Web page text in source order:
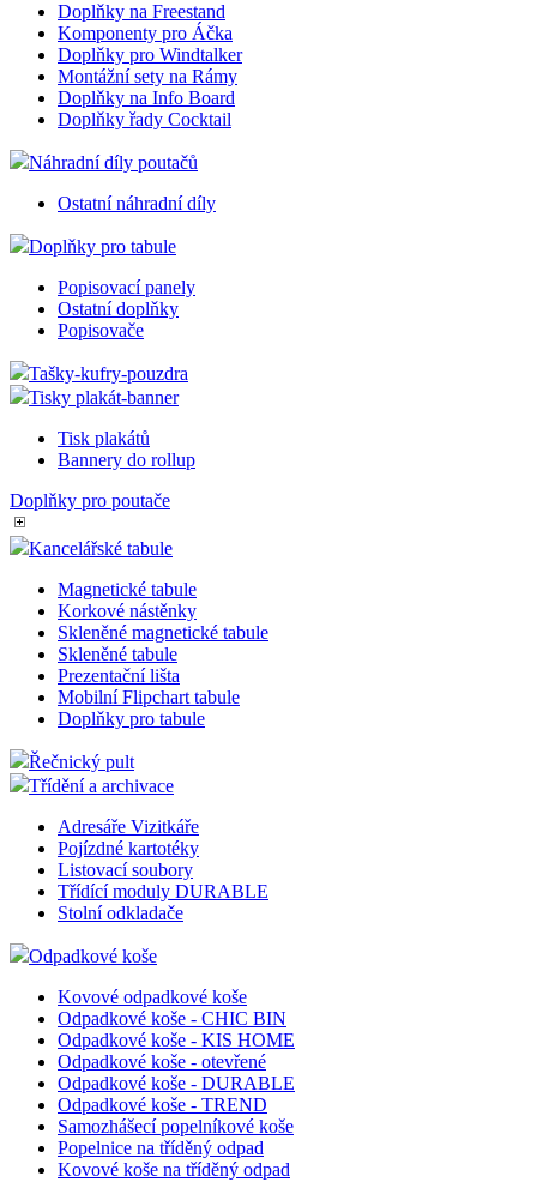
Doplňky na Freestand
Komponenty pro Áčka
Doplňky pro Windtalker
Montážní sety na Rámy
Doplňky na Info Board
Doplňky řady Cocktail
Náhradní díly poutačů
Ostatní náhradní díly
Doplňky pro tabule
Popisovací panely
Ostatní doplňky
Popisovače
Tašky-kufry-pouzdra
Tisky plakát-banner
Tisk plakátů
Bannery do rollup
Doplňky pro poutače
Kancelářské tabule
Magnetické tabule
Korkové nástěnky
Skleněné magnetické tabule
Skleněné tabule
Prezentační lišta
Mobilní Flipchart tabule
Doplňky pro tabule
Řečnický pult
Třídění a archivace
Adresáře Vizitkáře
Pojízdné kartotéky
Listovací soubory
Třídící moduly DURABLE
Stolní odkladače
Odpadkové koše
Kovové odpadkové koše
Odpadkové koše - CHIC BIN
Odpadkové koše - KIS HOME
Odpadkové koše - otevřené
Odpadkové koše - DURABLE
Odpadkové koše - TREND
Samozhášecí popelníkové koše
Popelnice na tříděný odpad
Kovové koše na tříděný odpad